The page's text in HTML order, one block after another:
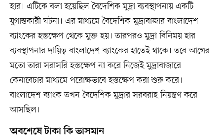
হার। এটিকে বলা হয়েছিল বৈদেশিক মুদ্রা ব্যবস্থাপনায় একটি
যুগান্তকারী ঘটনা। এর মাধ্যমে বৈদেশিক মুদ্রাবাজার বাংলাদেশ
ব্যাংকের হস্তক্ষেপ থেকে মুক্ত হয়। তারপরও মুদ্রা বিনিময় হার
ব্যবস্থাপনার দায়িত্ব বাংলাদেশ ব্যাংকের হাতেই থাকে। তবে আগের
মতো তারা সরাসরি হস্তক্ষেপ না করে নিজেই মুদ্রাবাজারে
কেনাবেচার মাধ্যমে পরোক্ষভাবে হস্তক্ষেপ করা শুরু করে।
বাংলাদেশ ব্যাংক তখন বৈদেশিক মুদ্রার সরবরাহ নিয়ন্ত্রণ করে
আসছিল।
অবশেষে টাকা কি ভাসমান